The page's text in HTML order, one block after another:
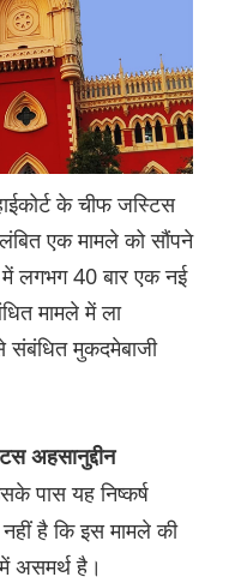
के चीफ जस्टिस
एक मामले को सौंपने
लगभग 40 बार एक नई
मामले में ला
संबंधित मुकदमेबाजी
अहसानुद्दीन
पास यह निष्कर्ष
है कि इस मामले की
असमर्थ है।